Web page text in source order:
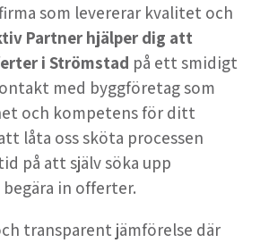
som levererar kvalitet och
Partner hjälper dig att
i Strömstad på ett smidigt
med byggföretag som
och kompetens för ditt
låta oss sköta processen
på att själv söka upp
in offerter.
transparent jämförelse där